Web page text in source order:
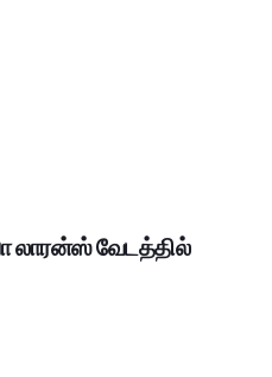
லாரன்ஸ் வேடத்தில்